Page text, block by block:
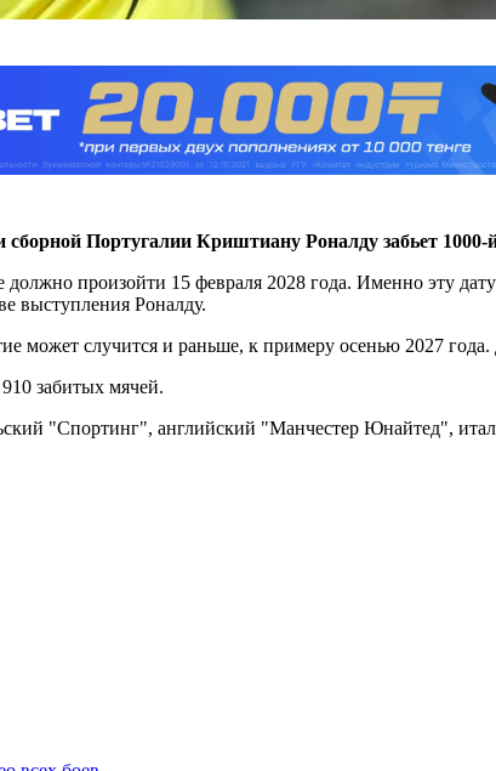
Португалии Криштиану Роналду забьет 1000-
произойти 15 февраля 2028 года. Именно эту
выступления Роналду.
может случится и раньше, к примеру осенью 2027
забитых мячей.
"Спортинг", английский "Манчестер Юнайтед",